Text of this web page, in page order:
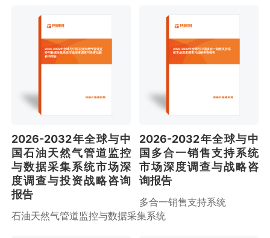
2026-2032年全球与中国石油天然气管道监
控与数据采集系统市场深度调查与投资战略
咨询报告
2026-2032年全球与中
国石油天然气管道监控
与数据采集系统市场深
度调查与投资战略咨询
报告
石油天然气管道监控与数据采集系统
2026-2032年全球与中国多合一销售支持系
统市场深度调查与战略咨询报告
2026-2032年全球与中
国多合一销售支持系统
市场深度调查与战略咨
询报告
多合一销售支持系统